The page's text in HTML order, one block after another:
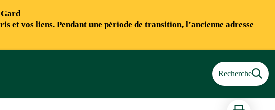
et vos liens. Pendant une période de transition, l’ancienne adresse
Recherche
Imprimer